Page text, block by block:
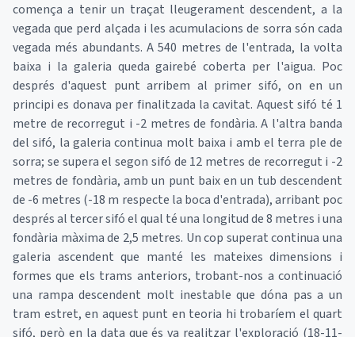
comença a tenir un traçat lleugerament descendent, a la
vegada que perd alçada i les acumulacions de sorra són cada
vegada més abundants. A 540 metres de l'entrada, la volta
baixa i la galeria queda gairebé coberta per l'aigua. Poc
després d'aquest punt arribem al primer sifó, on en un
principi es donava per finalitzada la cavitat. Aquest sifó té 1
metre de recorregut i -2 metres de fondària. A l'altra banda
del sifó, la galeria continua molt baixa i amb el terra ple de
sorra; se supera el segon sifó de 12 metres de recorregut i -2
metres de fondària, amb un punt baix en un tub descendent
de -6 metres (-18 m respecte la boca d'entrada), arribant poc
després al tercer sifó el qual té una longitud de 8 metres i una
fondària màxima de 2,5 metres. Un cop superat continua una
galeria ascendent que manté les mateixes dimensions i
formes que els trams anteriors, trobant-nos a continuació
una rampa descendent molt inestable que dóna pas a un
tram estret, en aquest punt en teoria hi trobaríem el quart
sifó, però en la data que és va realitzar l'exploració (18-11-